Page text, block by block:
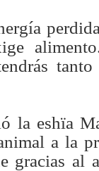
la eshïa
a la
gracias al